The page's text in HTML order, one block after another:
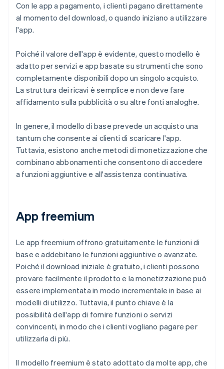
Con le app a pagamento, i clienti pagano direttamente
al momento del download, o quando iniziano a utilizzare
l'app.
Poiché il valore dell'app è evidente, questo modello è
adatto per servizi e app basate su strumenti che sono
completamente disponibili dopo un singolo acquisto.
La struttura dei ricavi è semplice e non deve fare
affidamento sulla pubblicità o su altre fonti analoghe.
In genere, il modello di base prevede un acquisto una
tantum che consente ai clienti di scaricare l'app.
Tuttavia, esistono anche metodi di monetizzazione che
combinano abbonamenti che consentono di accedere
a funzioni aggiuntive e all'assistenza continuativa.
App freemium
Le app freemium offrono gratuitamente le funzioni di
base e addebitano le funzioni aggiuntive o avanzate.
Poiché il download iniziale è gratuito, i clienti possono
provare facilmente il prodotto e la monetizzazione può
essere implementata in modo incrementale in base ai
modelli di utilizzo. Tuttavia, il punto chiave è la
possibilità dell'app di fornire funzioni o servizi
convincenti, in modo che i clienti vogliano pagare per
utilizzarla di più.
Il modello freemium è stato adottato da molte app, che